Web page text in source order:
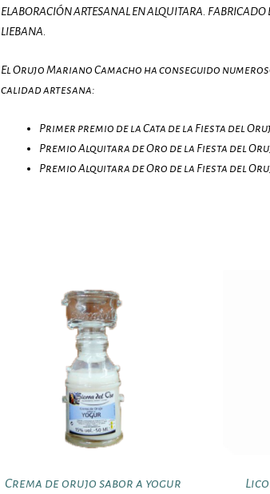
ELABORACIÓN ARTESANAL EN ALQUITARA. FABRICADO
LIEBANA.
El Orujo Mariano Camacho ha conseguido
calidad artesana:
Primer premio de la Cata de la Fiesta del
Premio Alquitara de Oro de la Fiesta del
Premio Alquitara de Oro de la Fiesta del
Crema de orujo sabor a yogur